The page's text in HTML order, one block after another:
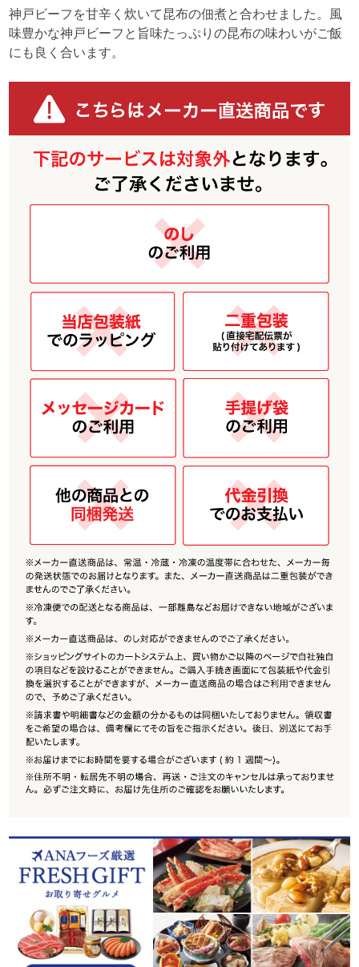
神戸ビーフを甘辛く炊いて昆布の佃煮と合わせました。風
味豊かな神戸ビーフと旨味たっぷりの昆布の味わいがご飯
にも良く合います。